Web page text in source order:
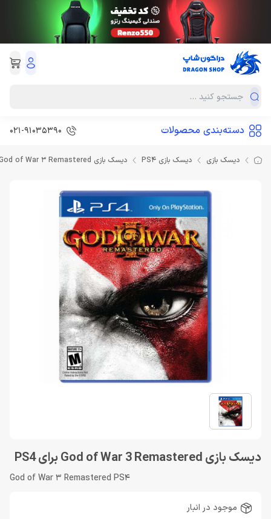
دسته‌بندی محصولات 021-91035390
دیسک بازی دیسک بازی PS4 دیسک بازی God of War 3 Remastered برای PS4
دیسک بازی God of War 3 Remastered برای PS4
God of War 3 Remastered PS4
موجود در انبار